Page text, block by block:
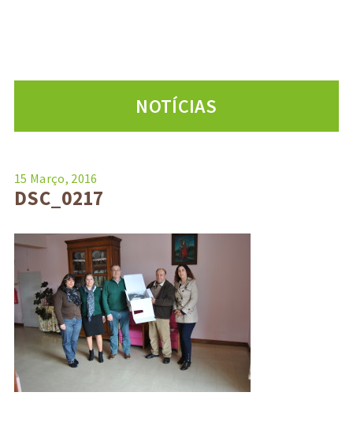
NOTÍCIAS
15 Março, 2016
DSC_0217